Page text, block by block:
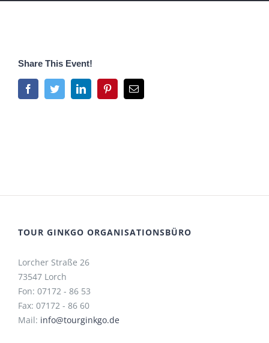
Share This Event!
FacebookTwitterLinkedInPinterestE-
Mail
TOUR GINKGO ORGANISATIONSBÜRO
Lorcher Straße 26
73547 Lorch
Fon: 07172 - 86 53
Fax: 07172 - 86 60
Mail: info@tourginkgo.de